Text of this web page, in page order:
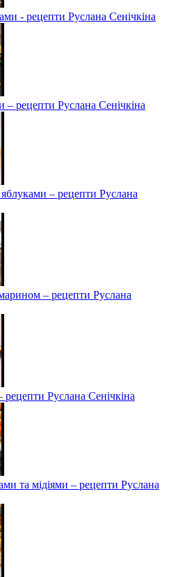
- рецепти Руслана Сенічкіна
– рецепти Руслана Сенічкіна
– рецепти Руслана
– рецепти Руслана
рецепти Руслана Сенічкіна
та мідіями – рецепти Руслана